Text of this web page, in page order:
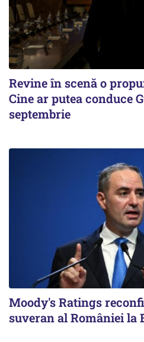
Revine în scenă o
Cine ar putea conduce
septembrie
Moody's Ratings
suveran al României la